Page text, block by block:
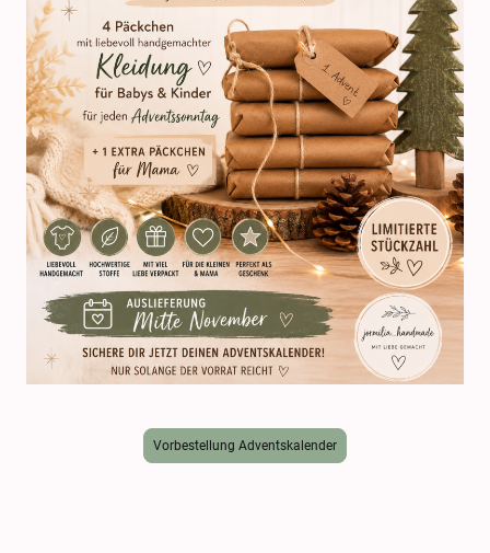
Vorbestellung Adventskalender